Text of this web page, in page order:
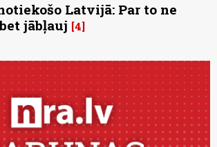
Latvijā: Par to ne
jābļauj 4